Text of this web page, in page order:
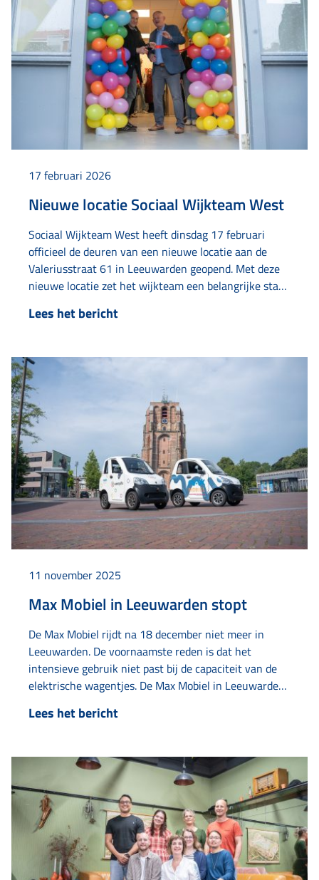
17 februari 2026
Nieuwe locatie Sociaal Wijkteam West
Sociaal Wijkteam West heeft dinsdag 17 februari
officieel de deuren van een nieuwe locatie aan de
Valeriusstraat 61 in Leeuwarden geopend. Met deze
nieuwe locatie zet het wijkteam een belangrijke stap
het verder uitbouwen van de verbinding in de wijk. De
Lees het bericht
11 november 2025
Max Mobiel in Leeuwarden stopt
De Max Mobiel rijdt na 18 december niet meer in
Leeuwarden. De voornaamste reden is dat het
intensieve gebruik niet past bij de capaciteit van de
elektrische wagentjes. De Max Mobiel in Leeuwarden
Amaryllis de coördinatie. Alle vrijwilligers hebben met
vervoer…
Lees het bericht